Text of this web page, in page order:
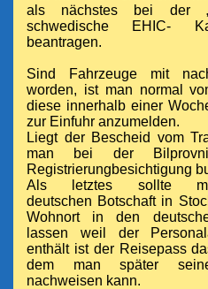
als nächstes bei der
schwedische EHIC-
beantragen.
Sind Fahrzeuge mit
worden, ist man normal
diese innerhalb einer
zur Einfuhr anzumelden.
Liegt der Bescheid vom
man bei der
Registrierungbesichtigung
Als letztes sollte
deutschen Botschaft in
Wohnort in den
lassen weil der
enthält ist der Reisepass
dem man später
nachweisen kann.